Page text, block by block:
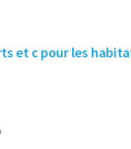
et c pour les